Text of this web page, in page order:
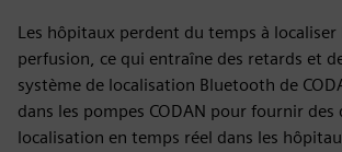
Les hôpitaux perdent du temps à localiser
perfusion, ce qui entraîne des retards et
système de localisation Bluetooth de
dans les pompes CODAN pour fournir des
localisation en temps réel dans les